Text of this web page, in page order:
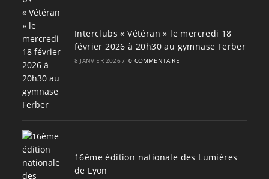
Interclubs « Vétéran » le mercredi 18
février 2026 à 20h30 au gymnase Ferber
8 JANVIER 2026 / 0 COMMENTAIRE
16ème édition nationale des Lumières
de Lyon